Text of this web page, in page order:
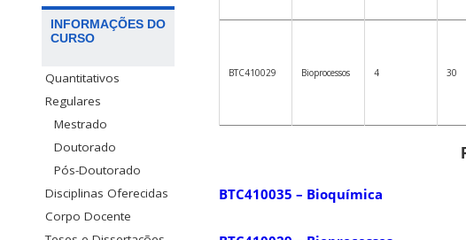
INFORMAÇÕES DO
CURSO
Quantitativos
Regulares
Mestrado
Doutorado
Pós-Doutorado
Disciplinas Oferecidas
Corpo Docente
BTC410029 Bioprocessos 4 30
BTC410035 – Bioquímica